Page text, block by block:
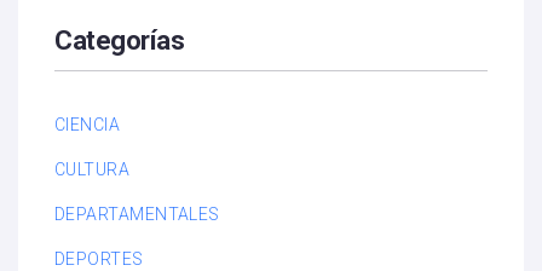
Categorías
CIENCIA
CULTURA
DEPARTAMENTALES
DEPORTES